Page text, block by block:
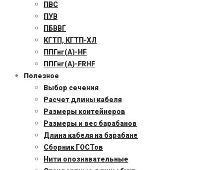
ПВС
ПУВ
ПБВВГ
КГТП, КГТП-ХЛ
ППГнг(А)-HF
ППГнг(А)-FRHF
Полезное
Выбор сечения
Расчет длины кабеля
Размеры контейнеров
Размеры и вес барабанов
Длина кабеля на барабане
Сборник ГОСТов
Нити опознавательные